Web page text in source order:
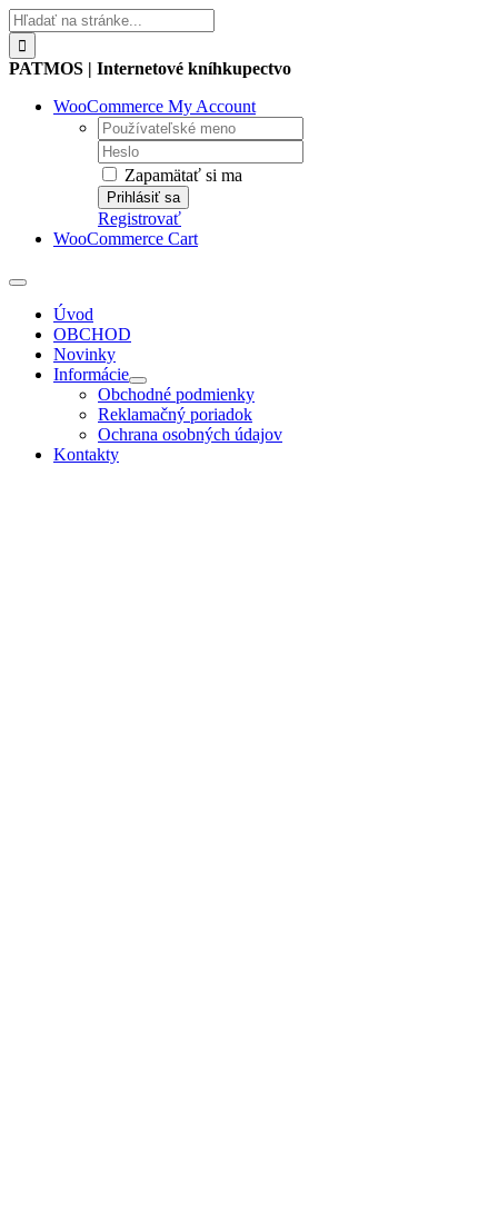
Skip
to
content
Hľadať:
PATMOS | Internetové kníhkupectvo
WooCommerce My Account
Username:
Password:
Zapamätať si ma
Registrovať
WooCommerce Cart
Toggle
Navigation
Úvod
OBCHOD
Novinky
Informácie
Obchodné podmienky
Reklamačný poriadok
Ochrana osobných údajov
Kontakty